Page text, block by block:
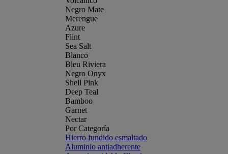
Negro Mate
Merengue
Azure
Flint
Sea Salt
Blanco
Bleu Riviera
Negro Onyx
Shell Pink
Deep Teal
Bamboo
Garnet
Nectar
Por Categoría
Hierro fundido esmaltado
Aluminio antiadherente